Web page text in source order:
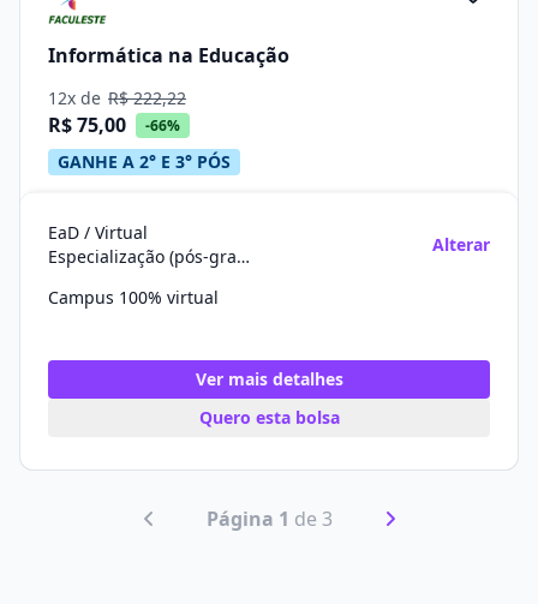
Informática na Educação
12x de R$ 222,22
R$ 75,00 -66%
GANHE A 2° E 3° PÓS
EaD / Virtual
Especialização (pós-graduação)
Alterar
Campus 100% virtual
Ver mais detalhes
Quero esta bolsa
Página 1 de 3